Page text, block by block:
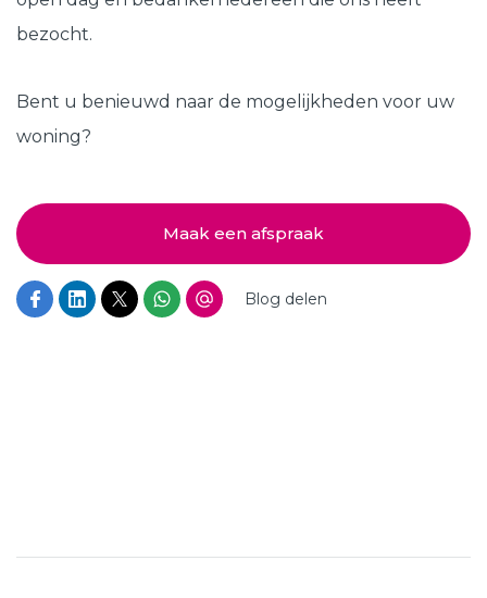
bezocht.
Bent u benieuwd naar de mogelijkheden voor uw
woning?
Maak een afspraak
Blog delen